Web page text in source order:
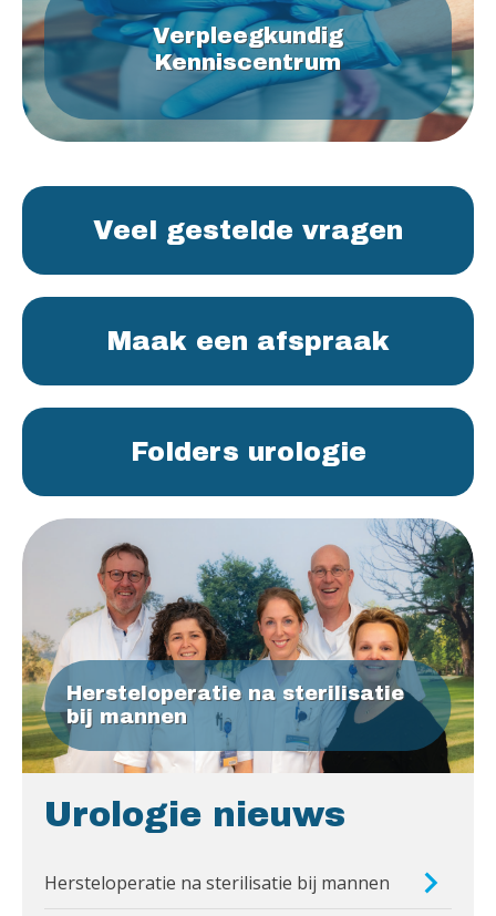
Verpleegkundig
Kenniscentrum
Veel gestelde vragen
Maak een afspraak
Folders urologie
Hersteloperatie na sterilisatie
bij mannen
Urologie nieuws
Hersteloperatie na sterilisatie bij mannen